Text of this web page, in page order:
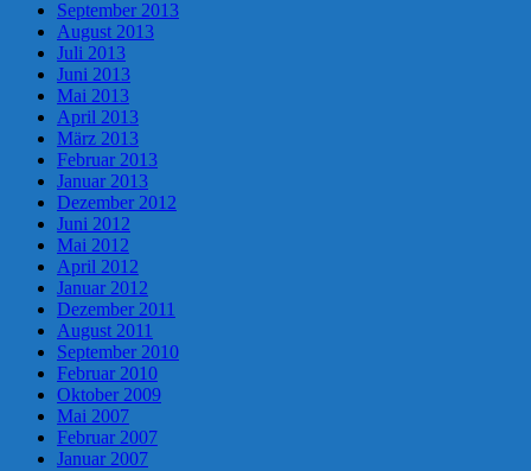
September 2013
August 2013
Juli 2013
Juni 2013
Mai 2013
April 2013
März 2013
Februar 2013
Januar 2013
Dezember 2012
Juni 2012
Mai 2012
April 2012
Januar 2012
Dezember 2011
August 2011
September 2010
Februar 2010
Oktober 2009
Mai 2007
Februar 2007
Januar 2007